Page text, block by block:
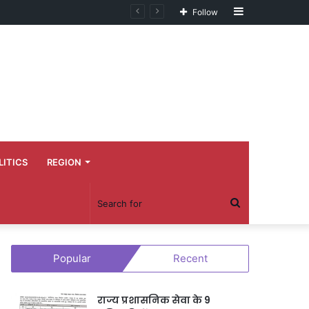
Follow
REGION
for
Popular Recent
राज्य प्रशासनिक सेवा के 9